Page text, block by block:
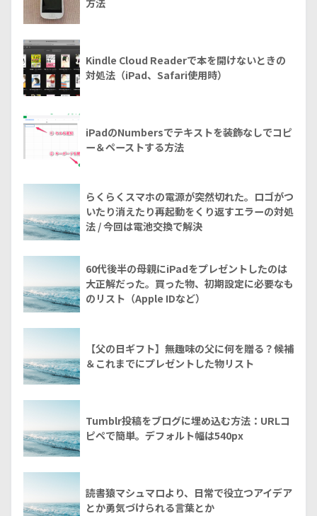
方法
Kindle Cloud Readerで本を開けないときの
対処法（iPad、Safari使用時）
iPadのNumbersでテキストを装飾なしでコピ
ー＆ペーストする方法
らくらくスマホの電源が突然切れた。ロゴがつ
いたり消えたり再起動をくり返すエラーの対処
法 / 今回は電池交換で解決
60代後半の母親にiPadをプレゼントしたのは
大正解だった。買った物、初期設定に必要なも
のリスト（Apple IDなど）
【父の日ギフト】無趣味の父に何を贈る？候補
＆これまでにプレゼントした物リスト
Tumblr投稿をブログに埋め込む方法：URLコ
ピペで簡単。デフォルト幅は540px
読書猿マシュマロより、日常で役立つアイデア
とか勇気づけられる言葉とか